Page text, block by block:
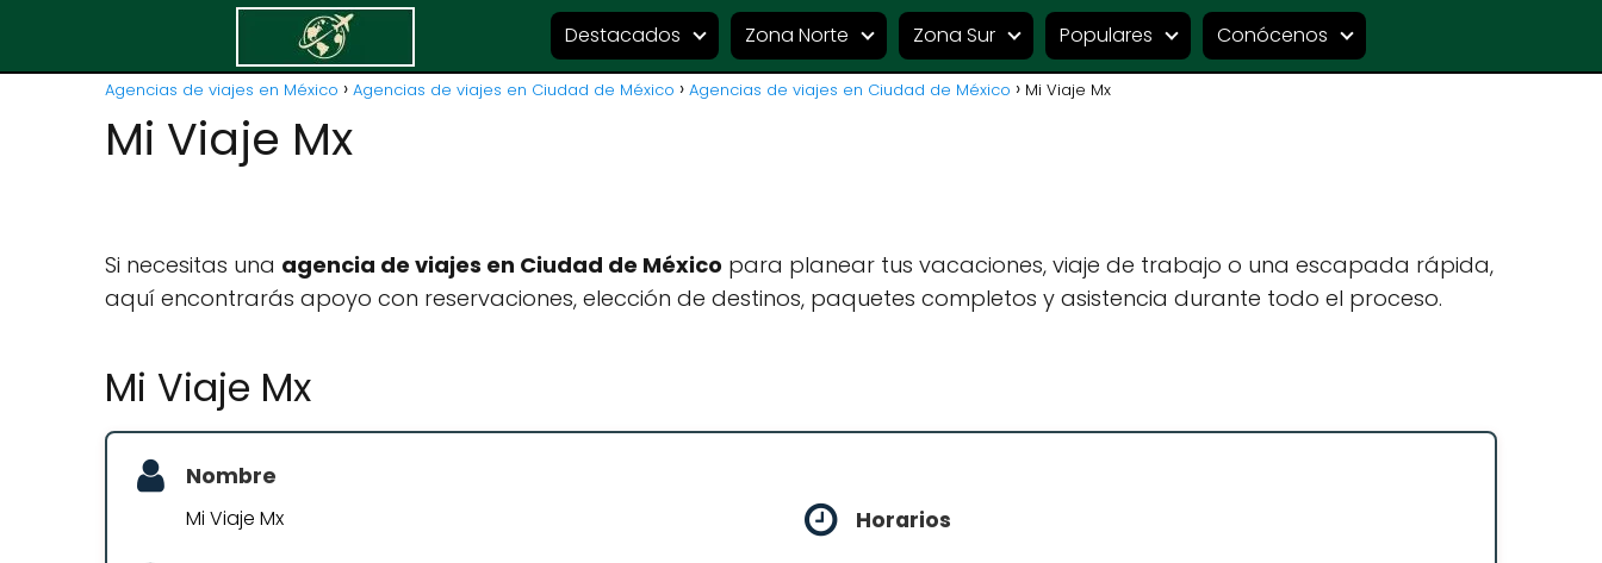
Destacados Zona Norte Zona Sur Populares Conócenos
Agencias de viajes en México Agencias de viajes en Ciudad de México Agencias de viajes en Ciudad de México Mi Viaje Mx
Mi Viaje Mx
Si necesitas una agencia de viajes en Ciudad de México para planear tus vacaciones, viaje de trabajo o una escapada rápida,
aquí encontrarás apoyo con reservaciones, elección de destinos, paquetes completos y asistencia durante todo el proceso.
Mi Viaje Mx
Nombre
Mi Viaje Mx Horarios